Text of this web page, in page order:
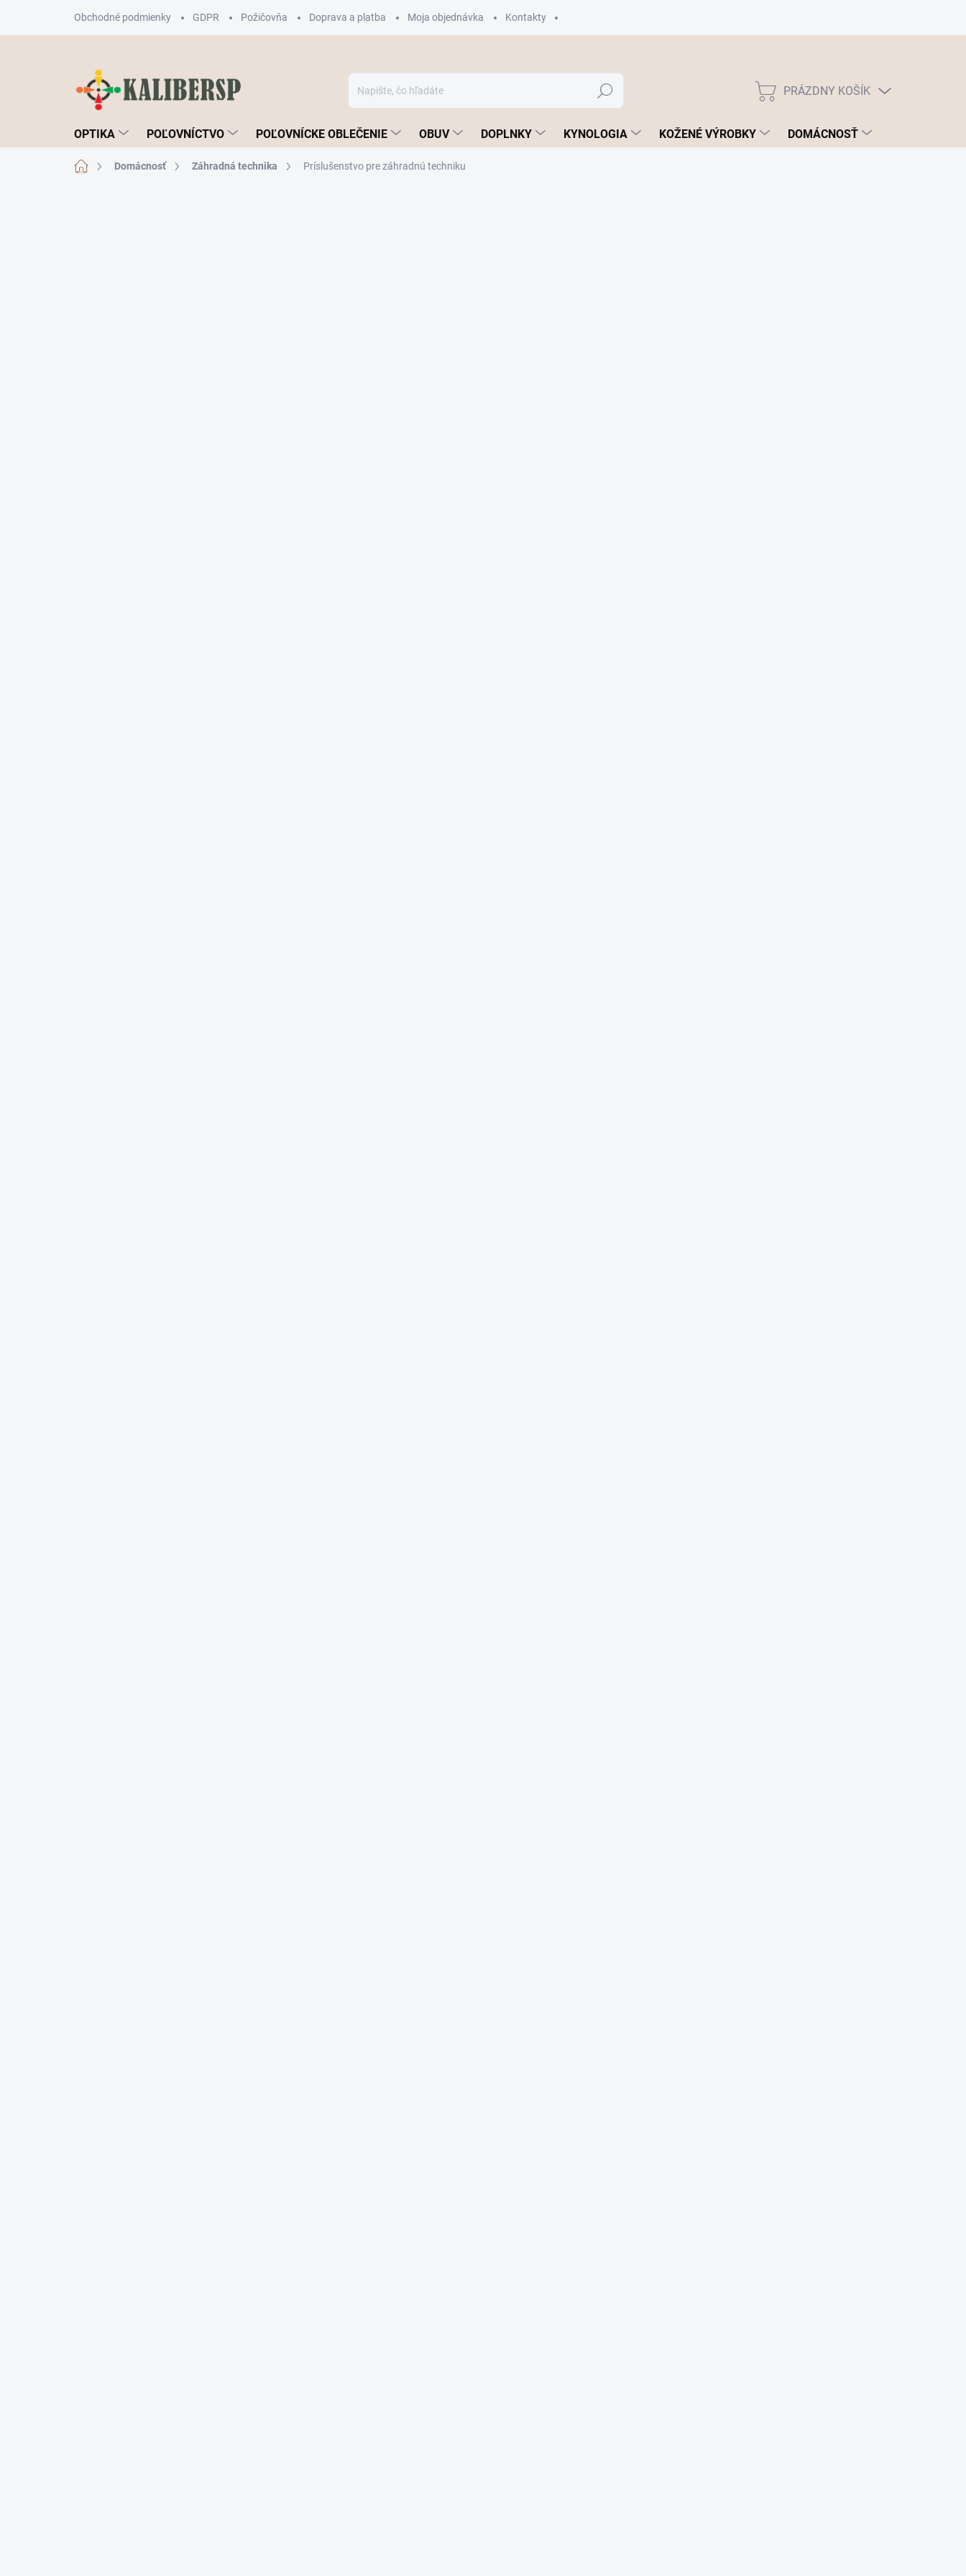
obsah
Obchodné podmienky GDPR Požičovňa Doprava a platba Moja objednávka Kontakty
Hľadať
NÁKUPNÝ
PRÁZDNY KOŠÍK
OPTIKA POĽOVNÍCTVO POĽOVNÍCKE OBLEČENIE OBUV DOPLNKY KYNOLOGIA KOŽENÉ VÝROBKY DOMÁCNOSŤ
DomovDomácnosť Záhradná technika Príslušenstvo pre záhradnú techniku